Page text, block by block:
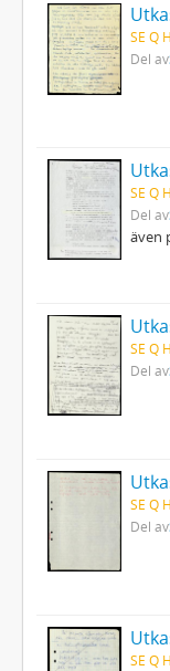
SE Q
Del av
SE Q
Del av
även
SE Q
Del av
SE Q
Del av
SE Q